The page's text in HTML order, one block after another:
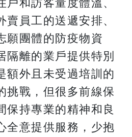
和訪客量度體溫、
員工的送遞安排、
願團體的防疫物資
隔離的業戶提供特別
額外且未受過培訓的
挑戰，但很多前線保
保持專業的精神和良
全意提供服務，少抱